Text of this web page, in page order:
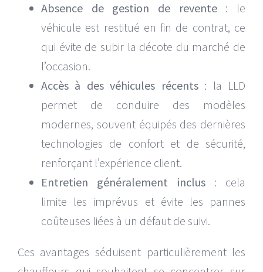
Absence de gestion de revente: le
véhicule est restitué en fin de contrat, ce
qui évite de subir la décote du marché de
l’occasion.
Accès à des véhicules récents: la LLD
permet de conduire des modèles
modernes, souvent équipés des dernières
technologies de confort et de sécurité,
renforçant l’expérience client.
Entretien généralement inclus: cela
limite les imprévus et évite les pannes
coûteuses liées à un défaut de suivi.
Ces avantages séduisent particulièrement les